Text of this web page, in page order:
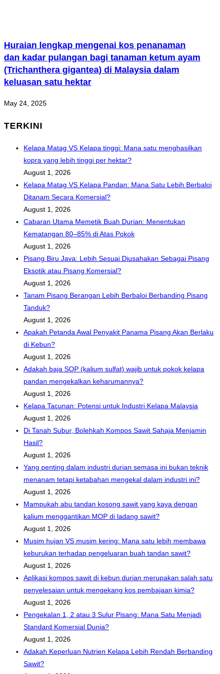
Huraian lengkap mengenai kos penanaman
dan kadar pulangan bagi tanaman ketum ayam
(Trichanthera gigantea) di Malaysia dalam
keluasan satu hektar
May 24, 2025
TERKINI
Kelapa Matag VS Kelapa tinggi: Mana satu menghasilkan
kopra yang lebih tinggi per hektar?
August 1, 2026
Kelapa Matag VS Kelapa Pandan: Mana Satu Lebih Berbaloi
Ditanam Secara Komersial?
August 1, 2026
Cabaran Utama Memetik Buah Durian: Menentukan
Kematangan 80–85% di Atas Pokok
August 1, 2026
Pisang Biru Java: Lebih Sesuai Diusahakan Sebagai Pisang
Eksotik atau Pisang Komersial?
August 1, 2026
Tanam Pisang Berangan Lebih Berbaloi Berbanding Pisang
Tanduk?
August 1, 2026
Apakah Petanda Awal Penyakit Panama Pisang Akan Berlaku
di Kebun?
August 1, 2026
Adakah baja SOP (kalium sulfat) wajib untuk pokok kelapa
pandan mengekalkan keharumannya?
August 1, 2026
Kelapa Tacunan: Potensi untuk Industri Kelapa Malaysia
August 1, 2026
Di Tanah Subur, Bolehkah Kompos Sawit Sahaja Menjamin
Hasil?
August 1, 2026
Yang penting dalam industri durian semasa ini bukan teknik
menanam tetapi ketabahan mengekal dalam industri ini?
August 1, 2026
Mampukah abu tandan kosong sawit yang kaya dengan
kalium menggantikan MOP di ladang sawit?
August 1, 2026
Musim hujan VS musim kering: Mana satu lebih membawa
keburukan terhadap pengeluaran buah tandan sawit?
August 1, 2026
Aplikasi kompos sawit di kebun durian merupakan salah satu
penyelesaian untuk mengekang kos pembajaan kimia?
August 1, 2026
Pengekalan 1, 2 atau 3 Sulur Pisang: Mana Satu Menjadi
Standard Komersial Dunia?
August 1, 2026
Adakah Keperluan Nutrien Kelapa Lebih Rendah Berbanding
Sawit?